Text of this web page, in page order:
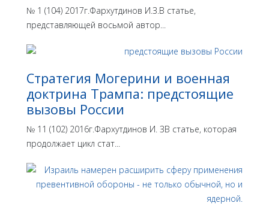
№ 1 (104) 2017г.Фархутдинов И.З.В статье,
представляющей восьмой автор...
Стратегия Могерини и военная
доктрина Трампа: предстоящие
вызовы России
№ 11 (102) 2016г.Фархутдинов И. ЗВ статье, которая
продолжает цикл стат...